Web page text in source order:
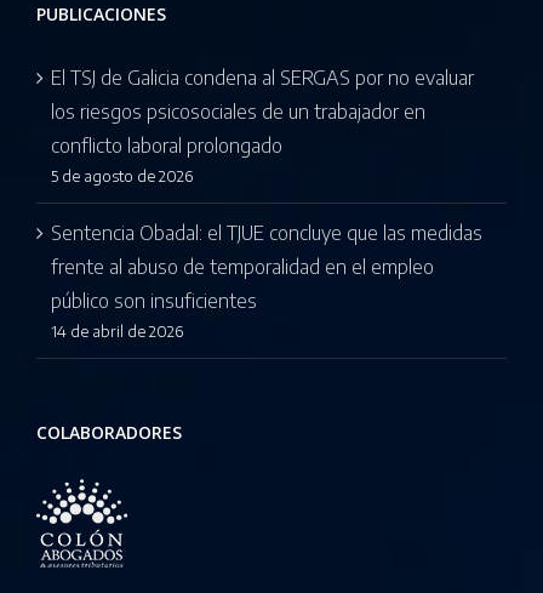
PUBLICACIONES
El TSJ de Galicia condena al SERGAS por no evaluar
los riesgos psicosociales de un trabajador en
conflicto laboral prolongado
5 de agosto de 2026
Sentencia Obadal: el TJUE concluye que las medidas
frente al abuso de temporalidad en el empleo
público son insuficientes
14 de abril de 2026
COLABORADORES